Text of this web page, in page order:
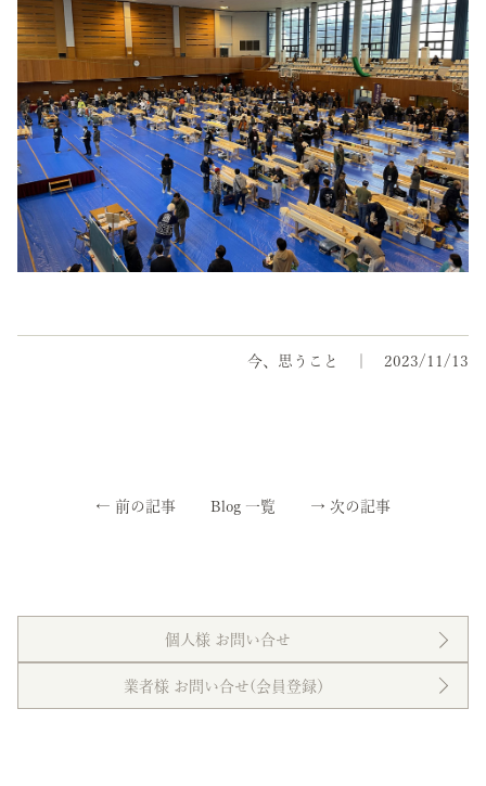
今、思うこと 2023/11/13
← 前の記事 Blog 一覧 → 次の記事
個人様 お問い合せ
業者様 お問い合せ(会員登録）